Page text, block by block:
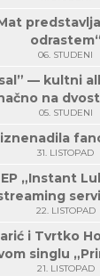
odrastem“
06. STUDENI
— kultni
na
05. STUDENI
iznenadila
31. LISTOPAD
EP „Instant
22. LISTOPAD
i Tvrtko
singlu
21. LISTOPAD